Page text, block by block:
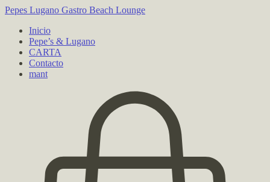
Pepes Lugano Gastro Beach Lounge
Inicio
Pepe’s & Lugano
CARTA
Contacto
mant